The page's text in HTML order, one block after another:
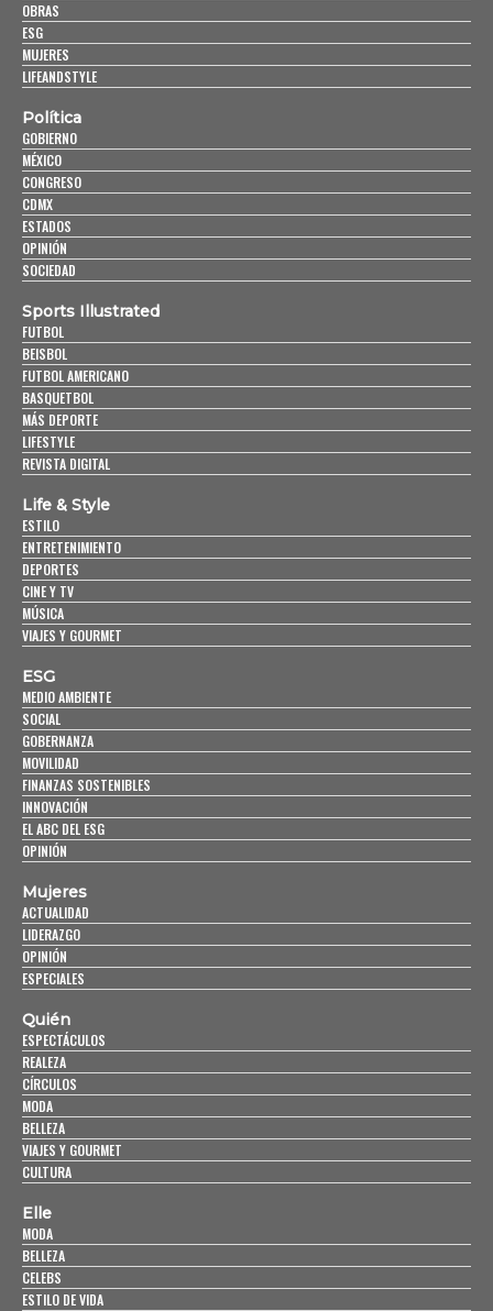
OBRAS
ESG
MUJERES
LIFEANDSTYLE
Política
GOBIERNO
MÉXICO
CONGRESO
CDMX
ESTADOS
OPINIÓN
SOCIEDAD
Sports Illustrated
FUTBOL
BEISBOL
FUTBOL AMERICANO
BASQUETBOL
MÁS DEPORTE
LIFESTYLE
REVISTA DIGITAL
Life & Style
ESTILO
ENTRETENIMIENTO
DEPORTES
CINE Y TV
MÚSICA
VIAJES Y GOURMET
ESG
MEDIO AMBIENTE
SOCIAL
GOBERNANZA
MOVILIDAD
FINANZAS SOSTENIBLES
INNOVACIÓN
EL ABC DEL ESG
OPINIÓN
Mujeres
ACTUALIDAD
LIDERAZGO
OPINIÓN
ESPECIALES
Quién
ESPECTÁCULOS
REALEZA
CÍRCULOS
MODA
BELLEZA
VIAJES Y GOURMET
CULTURA
Elle
MODA
BELLEZA
CELEBS
ESTILO DE VIDA